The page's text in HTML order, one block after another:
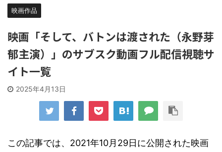
映画作品
映画「そして、バトンは渡された（永野芽
郁主演）」のサブスク動画フル配信視聴サ
イト一覧
2025年4月13日
この記事では、2021年10月29日に公開された映画